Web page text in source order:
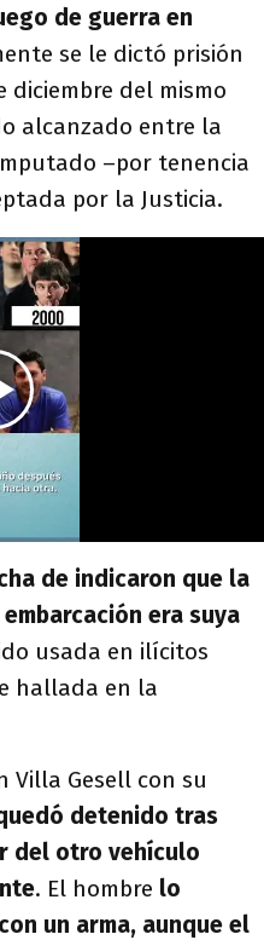
de guerra en
se le dictó prisión
diciembre del mismo
alcanzado entre la
–por tenencia
por la Justicia.
de indicaron que la
era suya
usada en ilícitos
hallada en la
Villa Gesell con su
detenido tras
del otro vehículo
. El hombre lo
un arma, aunque el